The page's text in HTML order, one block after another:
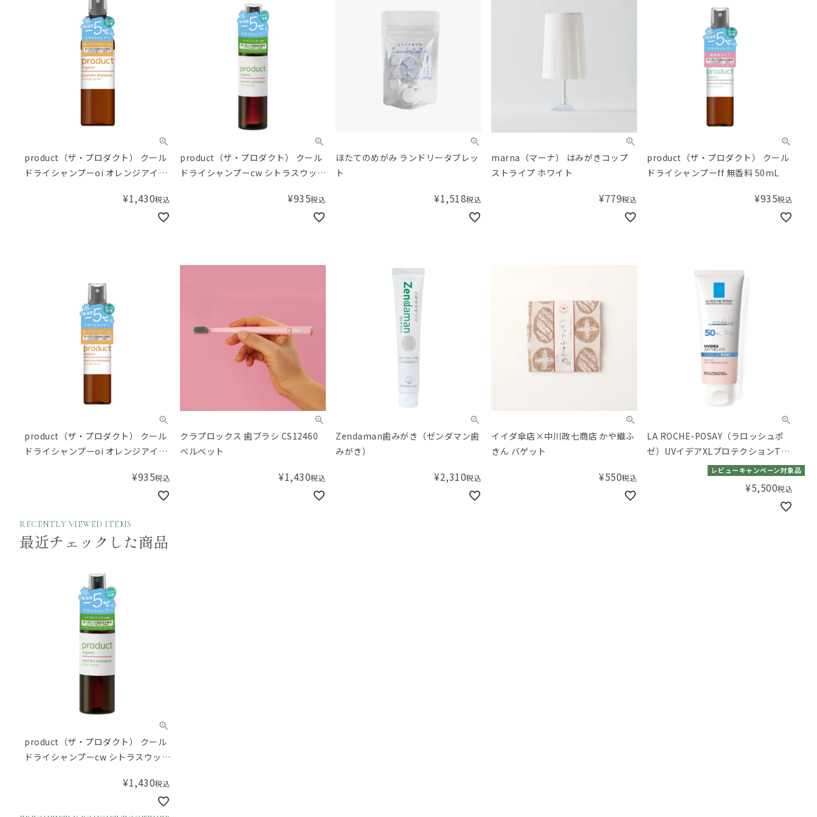
product（ザ・プロダクト） クール
ドライシャンプーoi オレンジアイス
¥1,430税込
product（ザ・プロダクト） クール
ドライシャンプーcw シトラスウッデ
¥935税込
ほたてのめがみ ランドリータブレッ
ト
¥1,518税込
marna（マーナ） はみがきコップ
ストライプ ホワイト
¥779税込
product（ザ・プロダクト） クール
ドライシャンプーff 無香料 50mL
¥935税込
product（ザ・プロダクト） クール
ドライシャンプーoi オレンジアイス
¥935税込
クラプロックス 歯ブラシ CS12460
ベルベット
¥1,430税込
Zendaman歯みがき（ゼンダマン歯
みがき）
¥2,310税込
イイダ傘店×中川政七商店 かや織ふ
きん バゲット
¥550税込
LA ROCHE-POSAY（ラロッシュポ
ゼ）UVイデアXLプロテクションTア
レビューキャンペーン対象品
¥5,500税込
RECENTLY VIEWED ITEMS
最近チェックした商品
product（ザ・プロダクト） クール
ドライシャンプーcw シトラスウッデ
¥1,430税込